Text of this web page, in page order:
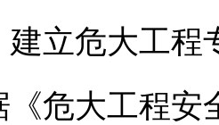
建立危大工程
《危大工程安